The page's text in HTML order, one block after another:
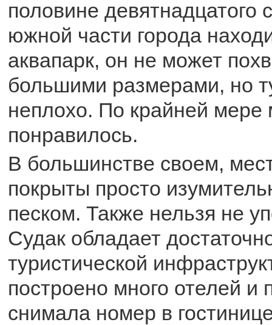
половине девятнадцатого
южной части города
аквапарк, он не может
большими размерами, но
неплохо. По крайней мере
понравилось.
В большинстве своем,
покрыты просто
песком. Также нельзя не
Судак обладает
туристической
построено много отелей и
снимала номер в